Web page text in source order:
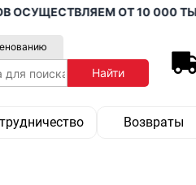
ОТ 10 000
Возвраты